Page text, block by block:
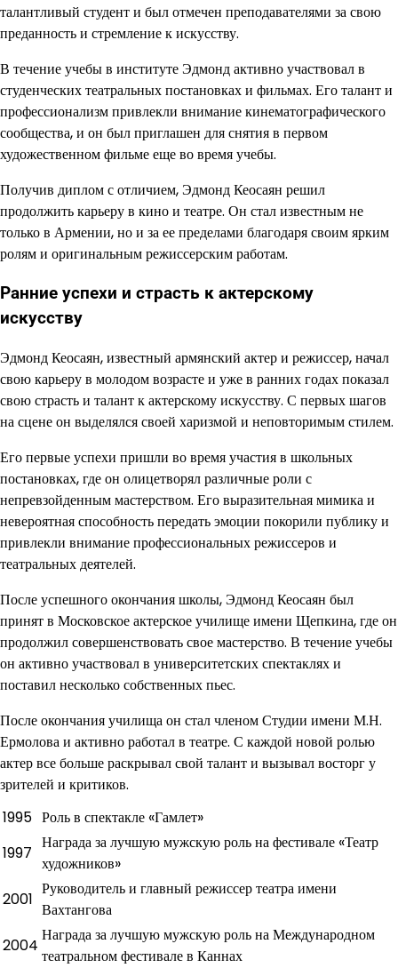
талантливый студент и был отмечен преподавателями за свою
преданность и стремление к искусству.
В течение учебы в институте Эдмонд активно участвовал в
студенческих театральных постановках и фильмах. Его талант и
профессионализм привлекли внимание кинематографического
сообщества, и он был приглашен для снятия в первом
художественном фильме еще во время учебы.
Получив диплом с отличием, Эдмонд Кеосаян решил
продолжить карьеру в кино и театре. Он стал известным не
только в Армении, но и за ее пределами благодаря своим ярким
ролям и оригинальным режиссерским работам.
Ранние успехи и страсть к актерскому
искусству
Эдмонд Кеосаян, известный армянский актер и режиссер, начал
свою карьеру в молодом возрасте и уже в ранних годах показал
свою страсть и талант к актерскому искусству. С первых шагов
на сцене он выделялся своей харизмой и неповторимым стилем.
Его первые успехи пришли во время участия в школьных
постановках, где он олицетворял различные роли с
непревзойденным мастерством. Его выразительная мимика и
невероятная способность передать эмоции покорили публику и
привлекли внимание профессиональных режиссеров и
театральных деятелей.
После успешного окончания школы, Эдмонд Кеосаян был
принят в Московское актерское училище имени Щепкина, где он
продолжил совершенствовать свое мастерство. В течение учебы
он активно участвовал в университетских спектаклях и
поставил несколько собственных пьес.
После окончания училища он стал членом Студии имени М.Н.
Ермолова и активно работал в театре. С каждой новой ролью
актер все больше раскрывал свой талант и вызывал восторг у
зрителей и критиков.
1995 Роль в спектакле «Гамлет»
1997
Награда за лучшую мужскую роль на фестивале «Театр
художников»
2001
Руководитель и главный режиссер театра имени
Вахтангова
2004
Награда за лучшую мужскую роль на Международном
театральном фестивале в Каннах